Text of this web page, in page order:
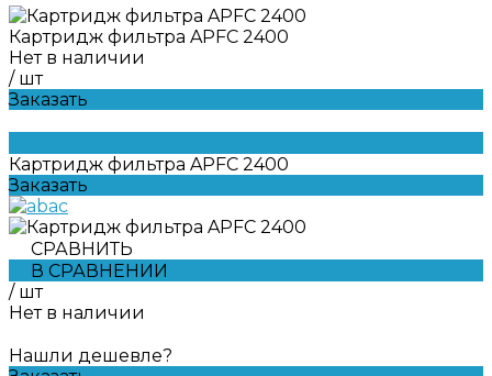
Картридж фильтра APFC 2400
Нет в наличии
/ шт
Заказать
Картридж фильтра APFC 2400
Заказать
СРАВНИТЬ
В СРАВНЕНИИ
/ шт
Нет в наличии
Нашли дешевле?